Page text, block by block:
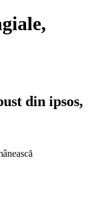
din ipsos,